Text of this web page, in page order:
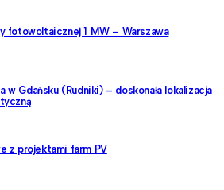
fotowoltaicznej 1 MW – Warszawa
w Gdańsku (Rudniki) – doskonała lokalizacja
z projektami farm PV